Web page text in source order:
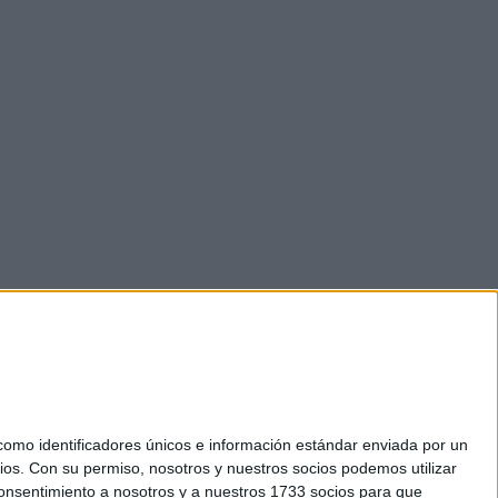
identificadores únicos e información estándar enviada por un
Con su permiso, nosotros y nuestros socios podemos utilizar
a nosotros y a nuestros 1733 socios para que